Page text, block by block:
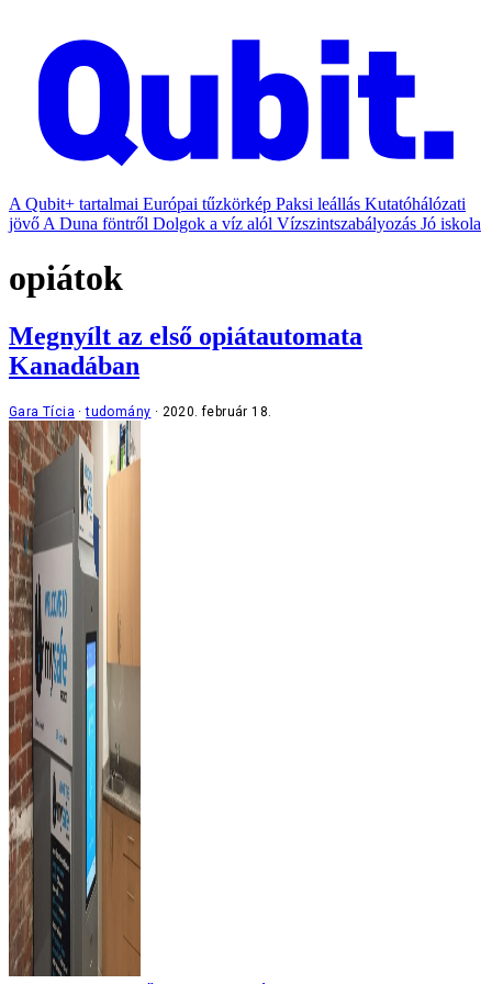
A Qubit+ tartalmai Európai tűzkörkép Paksi leállás Kutatóhálózati
jövő A Duna föntről Dolgok a víz alól Vízszintszabályozás Jó iskola
opiátok
Megnyílt az első opiátautomata
Kanadában
Gara Tícia tudomány 2020. február 18.